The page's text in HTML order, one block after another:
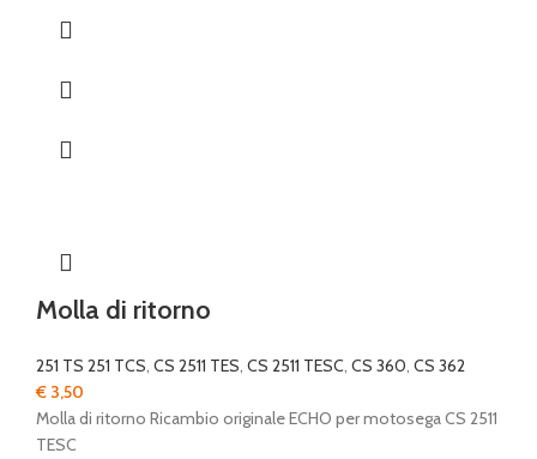
Molla di ritorno
251 TS 251 TCS, CS 2511 TES, CS 2511 TESC, CS 360, CS 362
€ 3,50
Molla di ritorno Ricambio originale ECHO per motosega CS 2511
TESC